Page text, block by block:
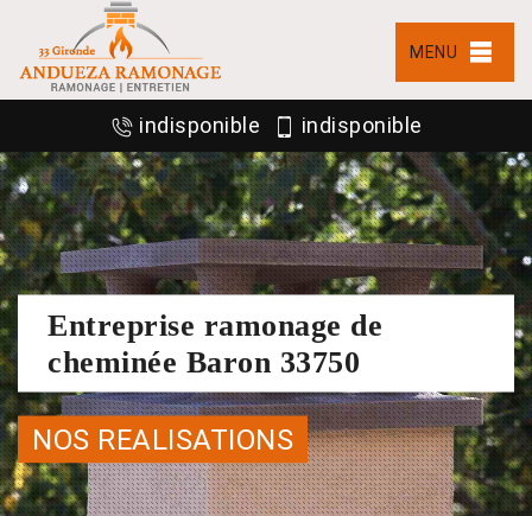
MENU
indisponible indisponible
Entreprise ramonage de
cheminée Baron 33750
NOS REALISATIONS